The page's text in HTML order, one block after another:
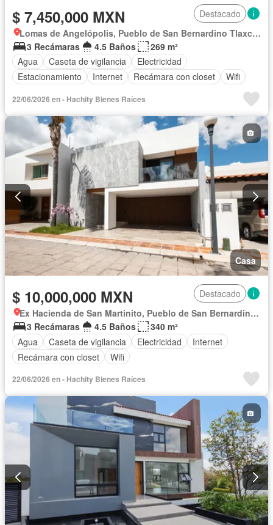
$ 7,450,000 MXN
Destacado
Lomas de Angelópolis, Pueblo de San Bernardino Tlaxcalancingo
3 Recámaras
4.5 Baños
269 m²
Agua
Caseta de vigilancia
Electricidad
Estacionamiento
Internet Recámara con closet Wifi
22/06/2026 en - Hachity Bienes Raíces
Casa
$ 10,000,000 MXN
Destacado
Ex Hacienda de San Martinito, Pueblo de San Bernardino Tlaxcalancingo
3 Recámaras
4.5 Baños
340 m²
Agua
Caseta de vigilancia Electricidad
Internet
Recámara con closet
Wifi
22/06/2026 en - Hachity Bienes Raíces